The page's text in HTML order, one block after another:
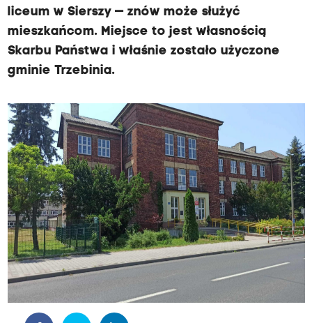
liceum w Sierszy — znów może służyć
mieszkańcom. Miejsce to jest własnością
Skarbu Państwa i właśnie zostało użyczone
gminie Trzebinia.